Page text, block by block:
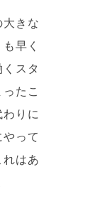
きな
早く
スタ
たこ
りに
って
れはあ